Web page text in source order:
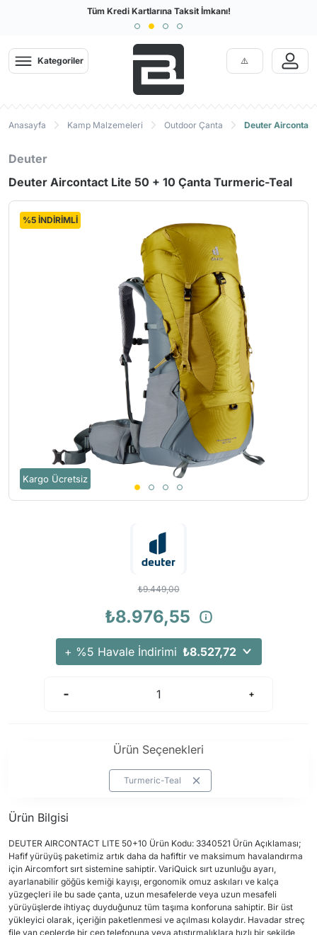
Türkiye'nin En Büyük Outdoor Sitesi
Tüm Kredi Kartlarına Taksit İmkanı!
Kategoriler
Anasayfa Kamp Malzemeleri Outdoor Çanta Deuter
Deuter
Deuter Aircontact Lite 50 + 10 Çanta Turmeric-Teal
Kargo Ücretsiz
%5 İNDİRİMLİ
₺9.449,00
₺8.976,55
+ %5 Havale İndirimi ₺8.527,72
Ürün Seçenekleri
Turmeric-Teal
Ürün Bilgisi
DEUTER AIRCONTACT LITE 50+10 Ürün Kodu: 3340521 Ürün Açıklaması;
Hafif yürüyüş paketimiz artık daha da hafiftir ve maksimum havalandırma
için Aircomfort sırt sistemine sahiptir. VariQuick sırt uzunluğu ayarı,
ayarlanabilir göğüs kemiği kayışı, ergonomik omuz askıları ve kalça
yüzgeçleri ile bu sade çanta, uzun mesafelerde veya uzun mesafeli
yürüyüşlerde ihtiyaç duyduğunuz tüm taşıma konforuna sahiptir. Bir üst
yükleyici olarak, içeriğin paketlenmesi ve açılması kolaydır. Havadar streç
file yan ceplerde bir cep telefonuna veya atıştırmalıklara hızlı bir şekilde